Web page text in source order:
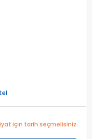
için tarih seçmelisiniz